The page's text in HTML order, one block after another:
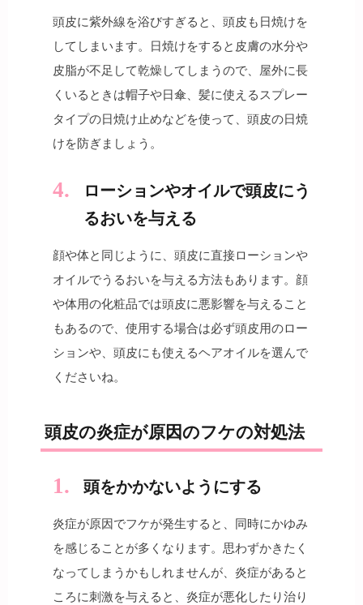
頭皮に紫外線を浴びすぎると、頭皮も日焼けを
してしまいます。日焼けをすると皮膚の水分や
皮脂が不足して乾燥してしまうので、屋外に長
くいるときは帽子や日傘、髪に使えるスプレー
タイプの日焼け止めなどを使って、頭皮の日焼
けを防ぎましょう。
ローションやオイルで頭皮にう
るおいを与える
顔や体と同じように、頭皮に直接ローションや
オイルでうるおいを与える方法もあります。顔
や体用の化粧品では頭皮に悪影響を与えること
もあるので、使用する場合は必ず頭皮用のロー
ションや、頭皮にも使えるヘアオイルを選んで
くださいね。
頭皮の炎症が原因のフケの対処法
頭をかかないようにする
炎症が原因でフケが発生すると、同時にかゆみ
を感じることが多くなります。思わずかきたく
なってしまうかもしれませんが、炎症があると
ころに刺激を与えると、炎症が悪化したり治り